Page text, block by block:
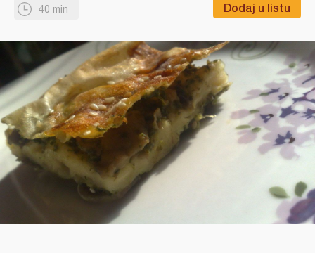
40 min Dodaj u listu